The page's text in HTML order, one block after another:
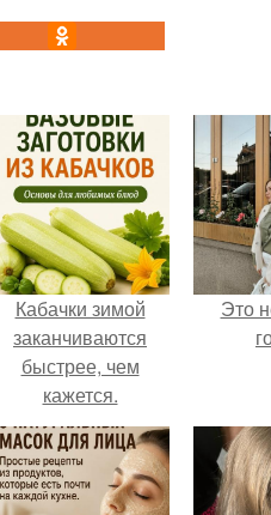
Кабачки зимой
заканчиваются
быстрее, чем
кажется.
Это